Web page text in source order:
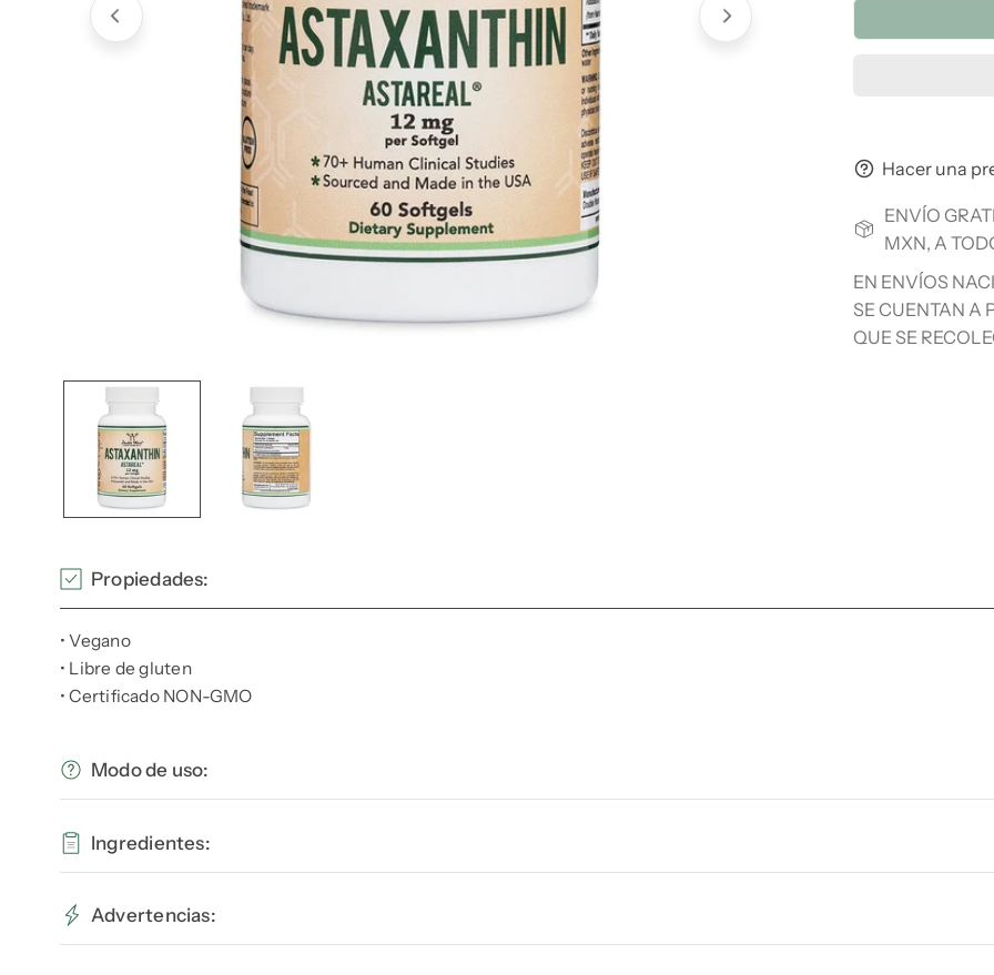
Hacer una
ENVÍO
MXN, A
EN ENVÍOS
SE CUENTAN A
QUE SE
Propiedades:
• Vegano
• Libre de gluten
• Certificado NON-GMO
Modo de uso:
Se sugiere tomar una cápsula blanda de astaxantina al día para una dosis total de 12 mg. Aunque no es necesario
asegurar una absorción óptima.
Ingredientes:
Astaxantina 12 mg (Asta Real), aceite de oliva virgen extra, gelatina, glicerina, agua.
Advertencias: